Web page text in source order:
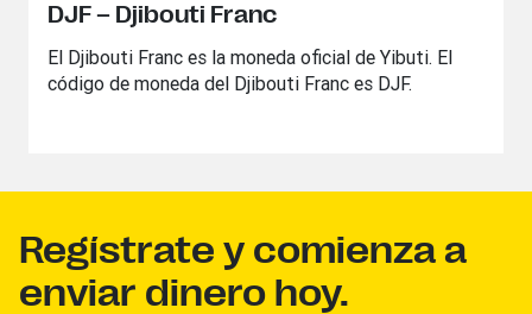
DJF – Djibouti Franc
El Djibouti Franc es la moneda oficial de Yibuti. El
código de moneda del Djibouti Franc es DJF.
Regístrate y comienza a
enviar dinero hoy.